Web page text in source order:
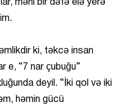
məni bir dəfə elə yerə
ki, təkcə insan
e, “7 nar çubuğu”
deyil. “İki qol və iki
həmin gücü